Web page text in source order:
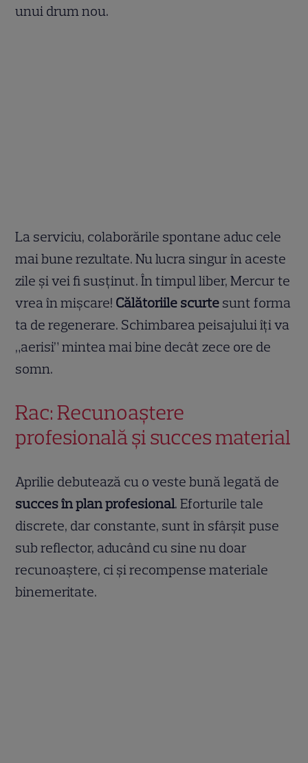
unui drum nou.
La serviciu, colaborările spontane aduc cele
mai bune rezultate. Nu lucra singur în aceste
zile și vei fi susținut. În timpul liber, Mercur te
vrea în mișcare! Călătoriile scurte sunt forma
ta de regenerare. Schimbarea peisajului îți va
„aerisi” mintea mai bine decât zece ore de
somn.
Rac: Recunoaștere
profesională și succes material
Aprilie debutează cu o veste bună legată de
succes în plan profesional. Eforturile tale
discrete, dar constante, sunt în sfârșit puse
sub reflector, aducând cu sine nu doar
recunoaștere, ci și recompense materiale
binemeritate.